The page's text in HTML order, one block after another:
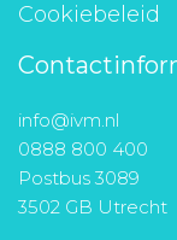
Cookiebeleid
info@ivm.nl
0888 800 400
Postbus 3089
3502 GB Utrecht